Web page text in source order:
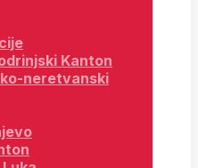
Kanton
neretvanski